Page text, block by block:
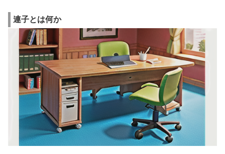
連子とは何か